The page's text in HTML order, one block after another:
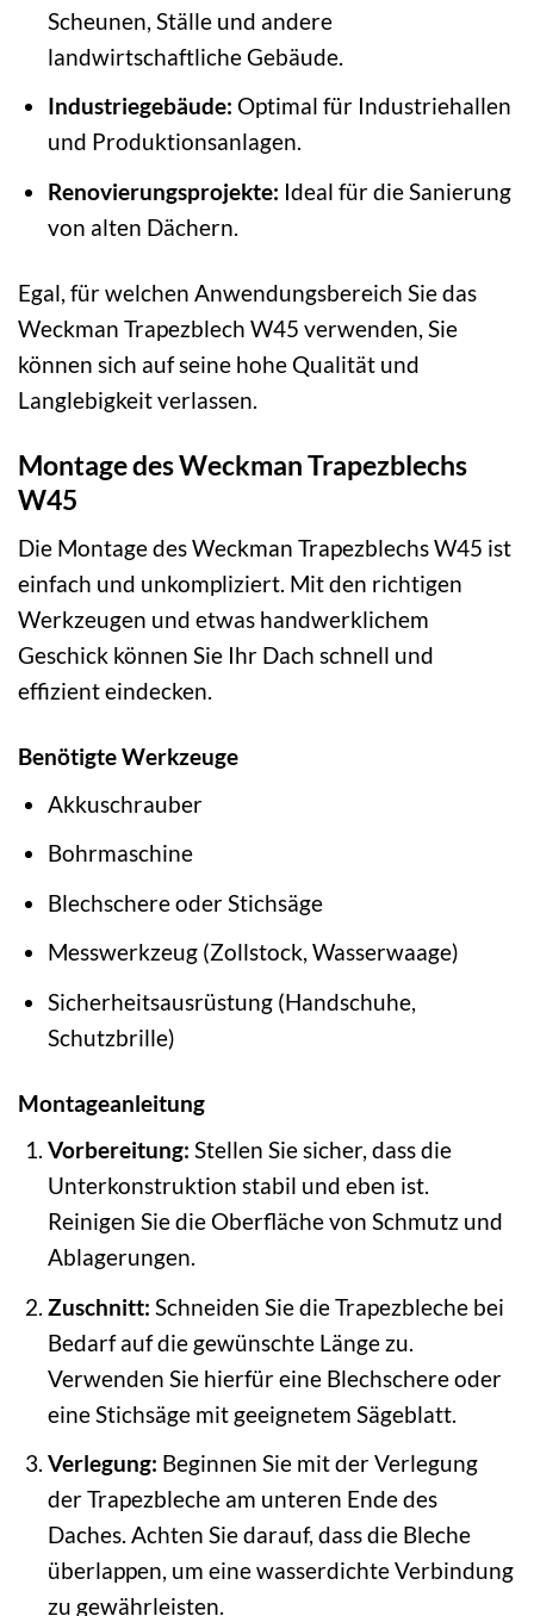
Scheunen, Ställe und andere
landwirtschaftliche Gebäude.
Industriegebäude: Optimal für Industriehallen
und Produktionsanlagen.
Renovierungsprojekte: Ideal für die Sanierung
von alten Dächern.
Egal, für welchen Anwendungsbereich Sie das
Weckman Trapezblech W45 verwenden, Sie
können sich auf seine hohe Qualität und
Langlebigkeit verlassen.
Montage des Weckman Trapezblechs
W45
Die Montage des Weckman Trapezblechs W45 ist
einfach und unkompliziert. Mit den richtigen
Werkzeugen und etwas handwerklichem
Geschick können Sie Ihr Dach schnell und
effizient eindecken.
Benötigte Werkzeuge
Akkuschrauber
Bohrmaschine
Blechschere oder Stichsäge
Messwerkzeug (Zollstock, Wasserwaage)
Sicherheitsausrüstung (Handschuhe,
Schutzbrille)
Montageanleitung
Vorbereitung: Stellen Sie sicher, dass die
Unterkonstruktion stabil und eben ist.
Reinigen Sie die Oberfläche von Schmutz und
Ablagerungen.
Zuschnitt: Schneiden Sie die Trapezbleche bei
Bedarf auf die gewünschte Länge zu.
Verwenden Sie hierfür eine Blechschere oder
eine Stichsäge mit geeignetem Sägeblatt.
Verlegung: Beginnen Sie mit der Verlegung
der Trapezbleche am unteren Ende des
Daches. Achten Sie darauf, dass die Bleche
überlappen, um eine wasserdichte Verbindung
zu gewährleisten.